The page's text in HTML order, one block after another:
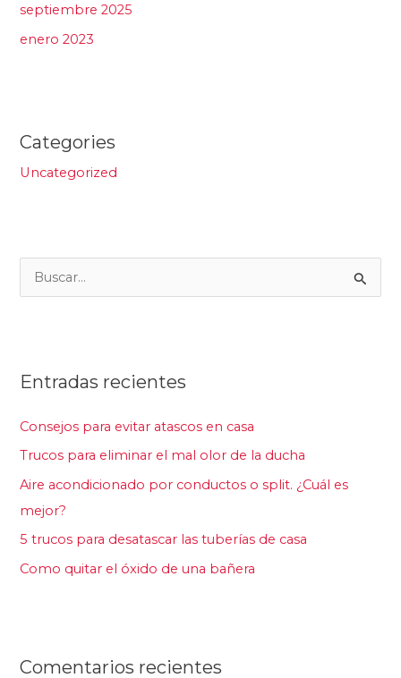
septiembre 2025
enero 2023
Categories
Uncategorized
a
p
o
r
:
Entradas recientes
Consejos para evitar atascos en casa
Trucos para eliminar el mal olor de la ducha
Aire acondicionado por conductos o split. ¿Cuál es
mejor?
5 trucos para desatascar las tuberías de casa
Como quitar el óxido de una bañera
Comentarios recientes